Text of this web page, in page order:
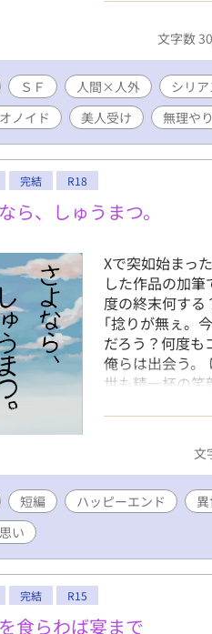
文字数
ＳＦ 人間×人外 シリア
ノイド
美人受け 無理やり
完結 R18
ら、しゅうまつ。
Xで突如始まっ
した作品の加
度の終末何する
｢捻りが無ぇ。
だろう？何度も
俺らは出会う。
世も精一杯の
ーーーーーー
生終末ファンタ
ンドです。 短
ませ。 そして
文
短編 ハッピーエンド
い
完結 R15
食らわば宴まで